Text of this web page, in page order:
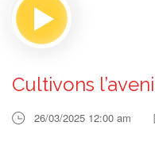
Cultivons
26/03/2025 12:00 am